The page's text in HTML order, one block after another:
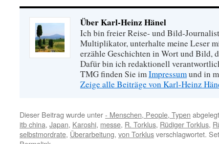
Über Karl-Heinz Hänel
Ich bin freier Reise- und Bild-
Multiplikator, unterhalte meine Leser
erzähle Geschichten in Wort und Bild,
Dafür bin ich redaktionell
TMG finden Sie imImpressumund in
Zeige alle Beiträge von Karl-Heinz
Dieser Beitrag wurde unter- Menschen, People, Typen
itb china, Japan, Karoshi, messe, R. Torklus, Rüdiger Torklus,
selbstmordrate, Überarbeitung, von Torklusverschlagwortet.